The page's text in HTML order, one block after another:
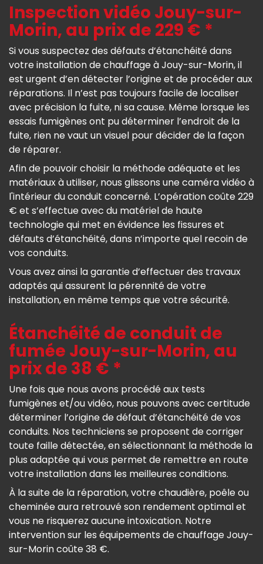
Inspection vidéo Jouy-sur-
Morin, au prix de 229 € *
Si vous suspectez des défauts d’étanchéité dans
votre installation de chauffage à Jouy-sur-Morin, il
est urgent d’en détecter l’origine et de procéder aux
réparations. Il n’est pas toujours facile de localiser
avec précision la fuite, ni sa cause. Même lorsque les
essais fumigènes ont pu déterminer l’endroit de la
fuite, rien ne vaut un visuel pour décider de la façon
de réparer.
Afin de pouvoir choisir la méthode adéquate et les
matériaux à utiliser, nous glissons une caméra vidéo à
l'intérieur du conduit concerné. L’opération coûte 229
€ et s’effectue avec du matériel de haute
technologie qui met en évidence les fissures et
défauts d’étanchéité, dans n’importe quel recoin de
vos conduits.
Vous avez ainsi la garantie d’effectuer des travaux
adaptés qui assurent la pérennité de votre
installation, en même temps que votre sécurité.
Étanchéité de conduit de
fumée Jouy-sur-Morin, au
prix de 38 € *
Une fois que nous avons procédé aux tests
fumigènes et/ou vidéo, nous pouvons avec certitude
déterminer l’origine de défaut d’étanchéité de vos
conduits. Nos techniciens se proposent de corriger
toute faille détectée, en sélectionnant la méthode la
plus adaptée qui vous permet de remettre en route
votre installation dans les meilleures conditions.
À la suite de la réparation, votre chaudière, poêle ou
cheminée aura retrouvé son rendement optimal et
vous ne risquerez aucune intoxication. Notre
intervention sur les équipements de chauffage Jouy-
sur-Morin coûte 38 €.